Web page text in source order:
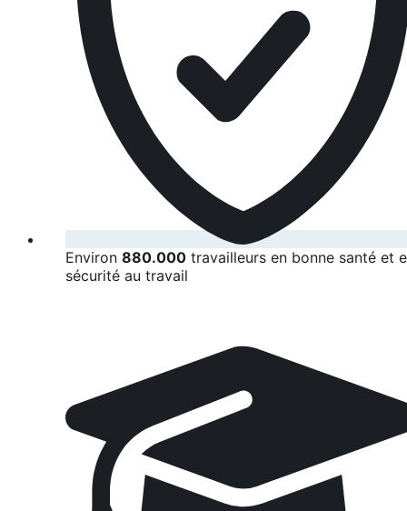
Environ 880.000 travailleurs en bonne santé et
sécurité au travail